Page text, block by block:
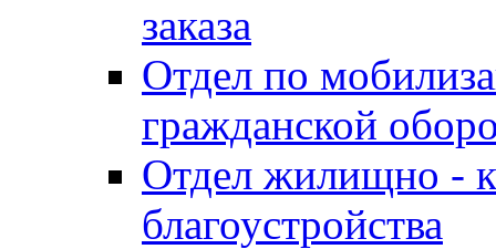
заказа
Отдел по
гражданской
Отдел жилищно -
благоустройства